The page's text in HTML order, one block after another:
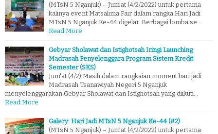
(MTsN 5 Nganjuk) – Jum’at (4/2/2022) untuk pertama
kalinya event Matsalima Fair dalam rangka Hari Jadi
MTsN 5 Nganjuk Ke-44 digelar. Berbagai lomba se…
Read More
Gebyar Sholawat dan Istighotsah Iringi Launching
Madrasah Penyelenggara Program Sistem Kredit
Semester (SKS)
Jum'at (4/2) Masih dalam rangkaian moment hari jadi
Madrasah Tsanawiyah Negeri 5 Nganjuk
menyelenggarakan Gebyar Sholawat dan Istighotsah yang diikuti…
Read More
Galery: Hari Jadi MTsN 5 Nganjuk Ke-44 (#2)
(MTsN 5 Nganjuk) – Jum’at (4/2/2022) untuk pertama